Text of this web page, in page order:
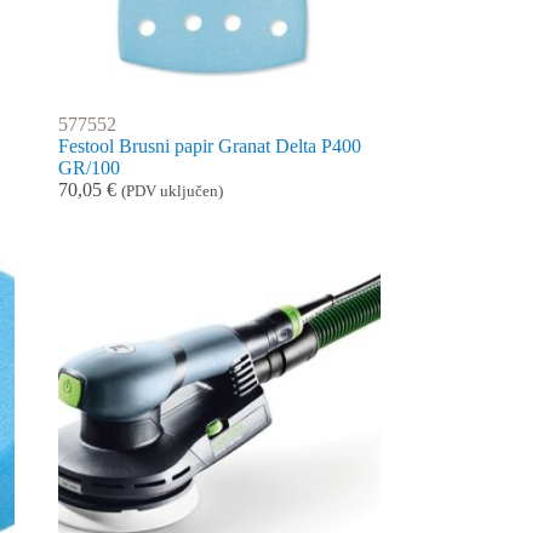
577552
Festool Brusni papir Granat Delta P400
GR/100
70,05€ (PDV uključen)